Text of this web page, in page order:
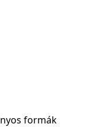
formák